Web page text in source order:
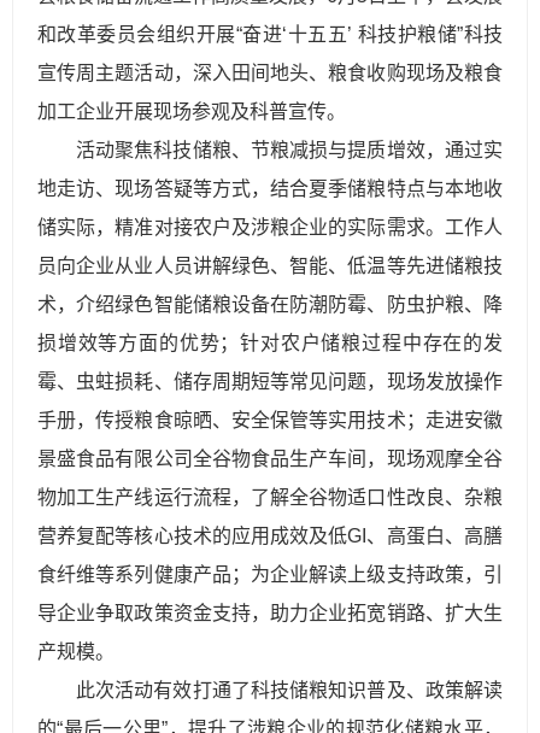
和改革委员会组织开展“奋进‘十五五’ 科技护粮储”科技
宣传周主题活动，深入田间地头、粮食收购现场及粮食
加工企业开展现场参观及科普宣传。
活动聚焦科技储粮、节粮减损与提质增效，通过实
地走访、现场答疑等方式，结合夏季储粮特点与本地收
储实际，精准对接农户及涉粮企业的实际需求。工作人
员向企业从业人员讲解绿色、智能、低温等先进储粮技
术，介绍绿色智能储粮设备在防潮防霉、防虫护粮、降
损增效等方面的优势；针对农户储粮过程中存在的发
霉、虫蛀损耗、储存周期短等常见问题，现场发放操作
手册，传授粮食晾晒、安全保管等实用技术；走进安徽
景盛食品有限公司全谷物食品生产车间，现场观摩全谷
物加工生产线运行流程，了解全谷物适口性改良、杂粮
营养复配等核心技术的应用成效及低GI、高蛋白、高膳
食纤维等系列健康产品；为企业解读上级支持政策，引
导企业争取政策资金支持，助力企业拓宽销路、扩大生
产规模。
此次活动有效打通了科技储粮知识普及、政策解读
的“最后一公里”，提升了涉粮企业的规范化储粮水平，